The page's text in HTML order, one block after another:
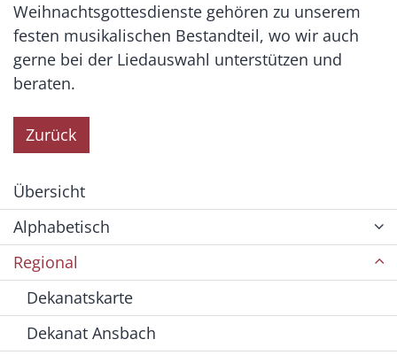
Weihnachtsgottesdienste gehören zu unserem
festen musikalischen Bestandteil, wo wir auch
gerne bei der Liedauswahl unterstützen und
beraten.
Zurück
Übersicht
Alphabetisch
Regional
Dekanatskarte
Dekanat Ansbach